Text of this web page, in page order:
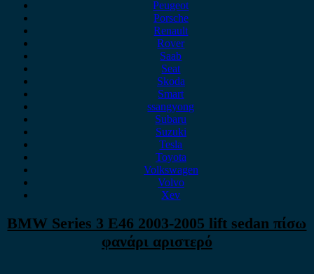
Peugeot
Porsche
Renault
Rover
Saab
Seat
Skoda
Smart
ssangyong
Subaru
Suzuki
Tesla
Toyota
Volkswagen
Volvo
Xev
BMW Series 3 E46 2003-2005 lift sedan πίσω
φανάρι αριστερό